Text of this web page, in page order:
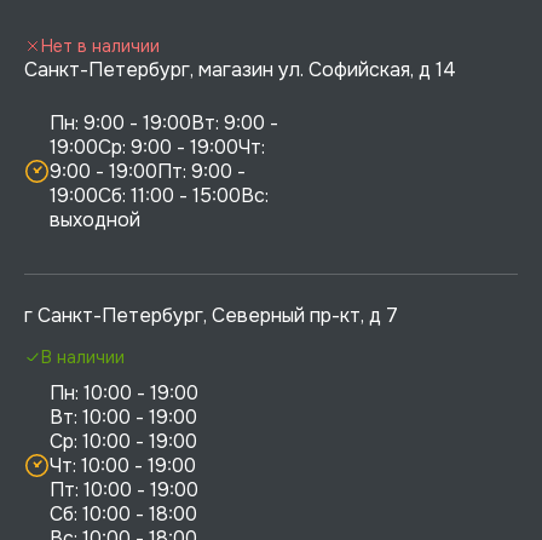
Санкт-Петербург, магазин ул. Софийская, д 14
Пн: 9:00 - 19:00Вт: 9:00 -
19:00Ср: 9:00 - 19:00Чт:
9:00 - 19:00Пт: 9:00 -
19:00Сб: 11:00 - 15:00Вс:
выходной
Нет в наличии
г Санкт-Петербург, Северный пр-кт, д 7
Пн: 10:00 - 19:00
Вт: 10:00 - 19:00
Ср: 10:00 - 19:00
Чт: 10:00 - 19:00
Пт: 10:00 - 19:00
Сб: 10:00 - 18:00
В наличии